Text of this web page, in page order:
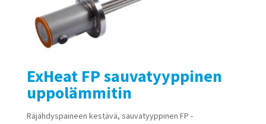
ExHeat FP sauvatyyppinen
uppolämmitin
Räjähdyspaineen kestävä, sauvatyyppinen FP -